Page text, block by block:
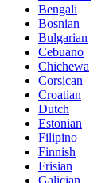
Bengali
Bosnian
Bulgarian
Cebuano
Chichewa
Corsican
Croatian
Dutch
Estonian
Filipino
Finnish
Frisian
Galician